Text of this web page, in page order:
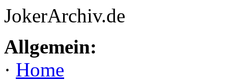
JokerArchiv.de
Allgemein:
· Home